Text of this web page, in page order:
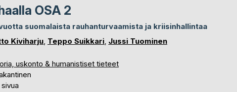
OSA 2
suomalaista rauhanturvaamista ja kriisinhallintaa
Kiviharju, Teppo Suikkari, Jussi Tuominen
uskonto & humanistiset tieteet